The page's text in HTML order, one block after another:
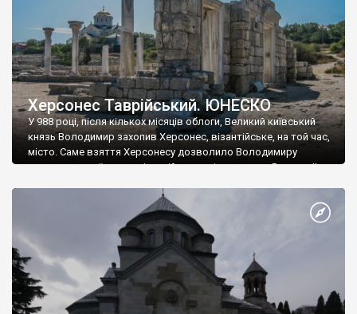
Херсонес Таврійський. ЮНЕСКО
У 988 році, після кількох місяців облоги, Великий київський
князь Володимир захопив Херсонес, візантійське, на той час,
місто. Саме взяття Херсонесу дозволило Володимиру
диктувати свої умови візантійському імператору Василю ІІ, та
Херсонесі Володимир-язичник, став Василем-християнином.
А потім було Хрещення Русі. На честь Херсонесу Таврійського